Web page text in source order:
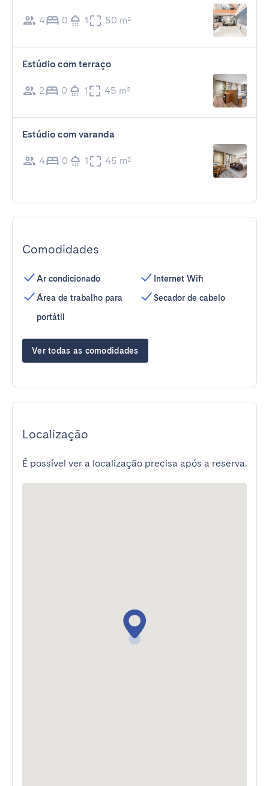
4 0 1 50 m²
Estúdio com terraço
2 0 1 45 m²
Estúdio com varanda
4 0 1 45 m²
Comodidades
Ar condicionado
Área de trabalho para
portátil
Internet Wifi
Secador de cabelo
Ver todas as comodidades
Localização
É possível ver a localização precisa após a reserva.